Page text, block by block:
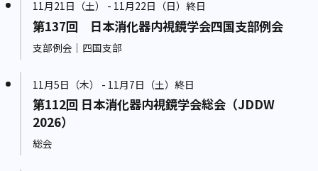
11月21日（土） - 11月22日（日）終日
第137回 日本消化器内視鏡学会四国支部例会
支部例会｜四国支部
11月5日（木） - 11月7日（土）終日
第112回 日本消化器内視鏡学会総会（JDDW
2026）
総会